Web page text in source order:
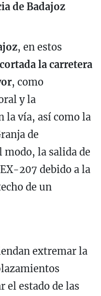
de Badajoz
, en estos
la carretera
, como
y la
la vía, así como la
de
modo, la salida de
207 debido a la
de un
extremar la
el estado de las